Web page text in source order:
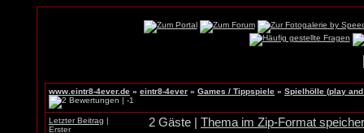
www.eintr8-4ever.de » eintr8-4ever » Games / Tippspiele » Spielhölle (play
Letzter Beitrag |
Erster
2 Gäste | Thema im Zip-Format